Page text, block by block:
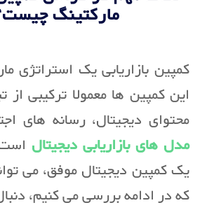
مارکتینگ
کمپین بازاریابی یک استراتژی
این کمپین ها معمولا ترکیبی از
محتوای دیجیتال، رسانه های
مدل های بازاریابی دیجیتال
یک کمپین دیجیتال موفق، می
که در ادامه بررسی می کنیم،